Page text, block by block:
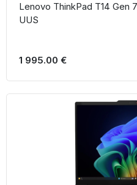
Lenovo ThinkPad T14 Gen
UUS
1 995.00 €